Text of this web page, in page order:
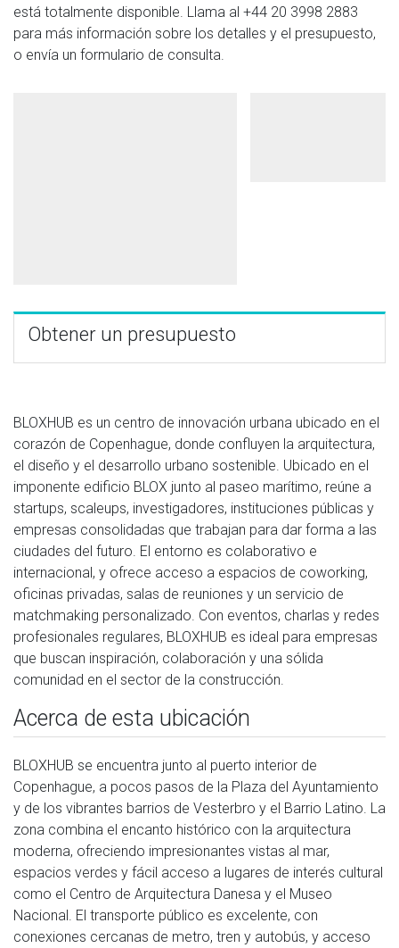
está totalmente disponible. Llama al +44 20 3998 2883
para más información sobre los detalles y el presupuesto,
o envía un formulario de consulta.
Obtener un presupuesto
BLOXHUB es un centro de innovación urbana ubicado en el
corazón de Copenhague, donde confluyen la arquitectura,
el diseño y el desarrollo urbano sostenible. Ubicado en el
imponente edificio BLOX junto al paseo marítimo, reúne a
startups, scaleups, investigadores, instituciones públicas y
empresas consolidadas que trabajan para dar forma a las
ciudades del futuro. El entorno es colaborativo e
internacional, y ofrece acceso a espacios de coworking,
oficinas privadas, salas de reuniones y un servicio de
matchmaking personalizado. Con eventos, charlas y redes
profesionales regulares, BLOXHUB es ideal para empresas
que buscan inspiración, colaboración y una sólida
comunidad en el sector de la construcción.
Acerca de esta ubicación
BLOXHUB se encuentra junto al puerto interior de
Copenhague, a pocos pasos de la Plaza del Ayuntamiento
y de los vibrantes barrios de Vesterbro y el Barrio Latino. La
zona combina el encanto histórico con la arquitectura
moderna, ofreciendo impresionantes vistas al mar,
espacios verdes y fácil acceso a lugares de interés cultural
como el Centro de Arquitectura Danesa y el Museo
Nacional. El transporte público es excelente, con
conexiones cercanas de metro, tren y autobús, y acceso